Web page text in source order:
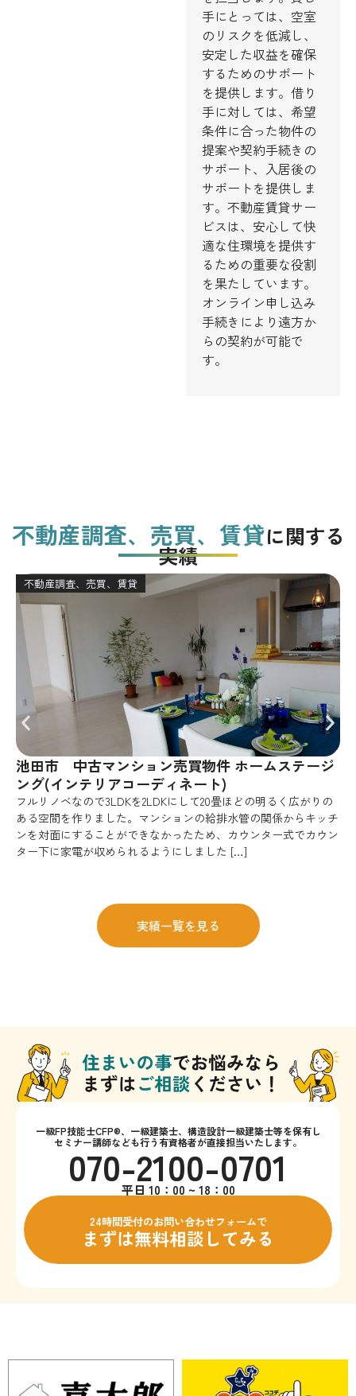
手にとっては、空室
のリスクを低減し、
安定した収益を確保
するためのサポート
を提供します。借り
手に対しては、希望
条件に合った物件の
提案や契約手続きの
サポート、入居後の
サポートを提供しま
す。不動産賃貸サー
ビスは、安心して快
適な住環境を提供す
るための重要な役割
を果たしています。
オンライン申し込み
手続きにより遠方か
らの契約が可能で
す。
不動産調査、売買、賃貸に関する
実績
不動産調査、売買、賃貸
池田市 中古マンション売買物件 ホームステージ
ング(インテリアコーディネート)
フルリノベなので3LDKを2LDKにして20畳ほどの明るく広がりの
ある空間を作りました。マンションの給排水管の関係からキッチ
ンを対面にすることができなかったため、カウンター式でカウン
ター下に家電が収められるようにしました […]
実績一覧を見る
一級FP技能士CFP®、一級建築士、構造設計一級建築士等を保有し
セミナー講師なども行う有資格者が直接担当いたします。
070-2100-0701
平日 10：00 ~ 18：00
24時間受付のお問い合わせフォームで
まずは無料相談してみる